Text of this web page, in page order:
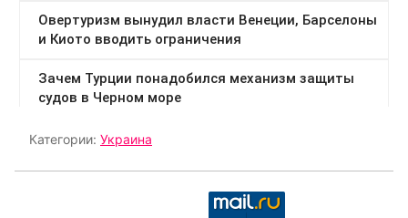
Категории: Украина